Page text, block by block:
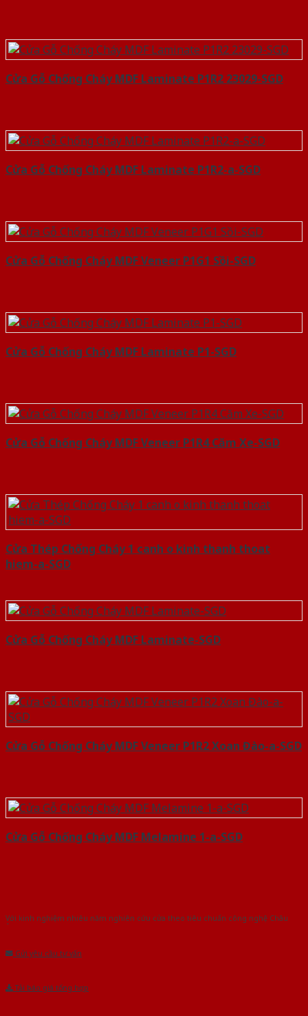
Cửa Gỗ Chống Cháy MDF Laminate P1R2 23029-SGD
Cửa Gỗ Chống Cháy MDF Laminate P1R2-a-SGD
Cửa Gỗ Chống Cháy MDF Veneer P1G1 Sồi-SGD
Cửa Gỗ Chống Cháy MDF Laminate P1-SGD
Cửa Gỗ Chống Cháy MDF Veneer P1R4 Căm Xe-SGD
Cửa Thép Chống Cháy 1 canh o kinh thanh thoat
hiem-a-SGD
Cửa Gỗ Chống Cháy MDF Laminate-SGD
Cửa Gỗ Chống Cháy MDF Veneer P1R2 Xoan Đào-a-SGD
Cửa Gỗ Chống Cháy MDF Melamine 1-a-SGD
Với kinh nghiệm nhiêu năm nghiên cứu cửa theo tiêu chuẩn công nghệ Châu
Gửi yêu cầu tư vấn
Tải báo giá tổng hợp